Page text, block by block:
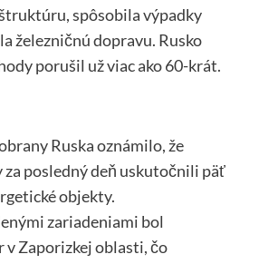
spôsobila výpadky
železničnú dopravu. Rusko
porušil už viac ako 60-krát.
Ruska oznámilo, že
za posledný deň uskutočnili päť
objekty.
zariadeniami bol
Zaporizkej oblasti, čo